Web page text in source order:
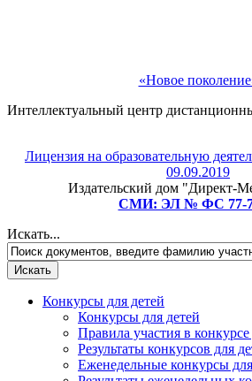
«Новое
Интеллектуальный центр
Лицензия на образовательную
09.09.2019
Издательский дом "Директ-
СМИ: ЭЛ № ФС 77-
Искать...
Конкурсы для детей
Конкурсы для детей
Правила участия в конкурсе
Результаты конкурсов для
Еженедельные конкурсы